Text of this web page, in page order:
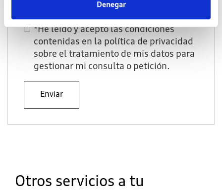
Denegar
*He leído y acepto las condiciones
contenidas en la política de privacidad
sobre el tratamiento de mis datos para
gestionar mi consulta o petición.
Enviar
Otros servicios a tu